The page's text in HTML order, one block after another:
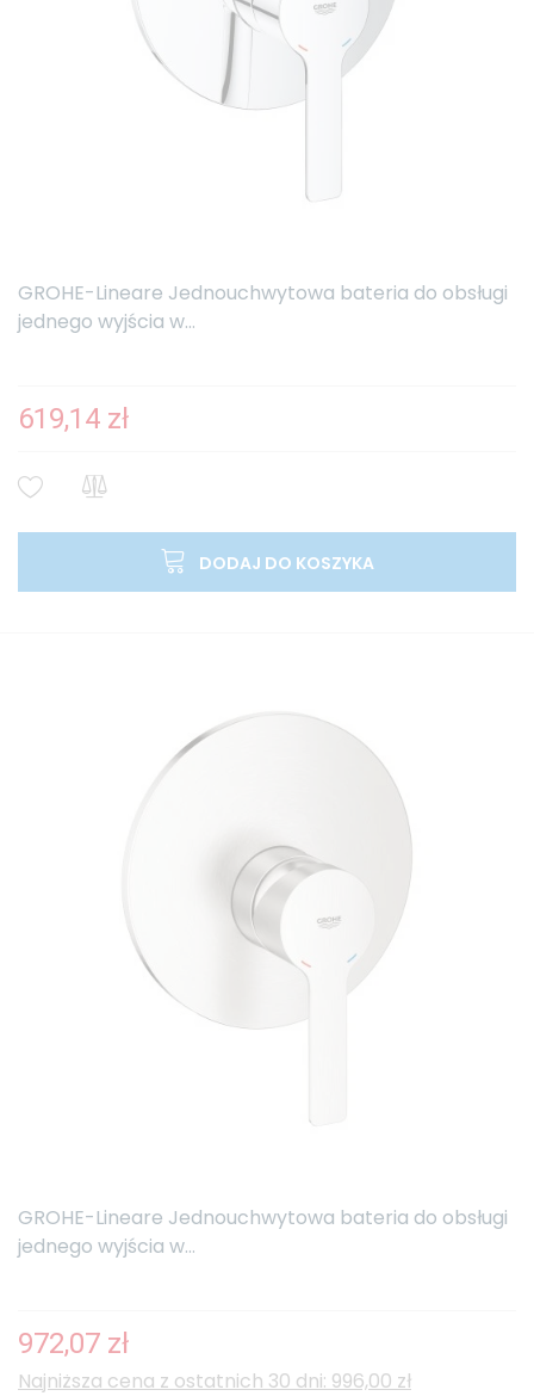
GROHE-Lineare Jednouchwytowa bateria do obsługi
jednego wyjścia w...
619,14 zł
DODAJ DO KOSZYKA
GROHE-Lineare Jednouchwytowa bateria do obsługi
jednego wyjścia w...
972,07 zł
Najniższa cena z ostatnich 30 dni: 996,00 zł